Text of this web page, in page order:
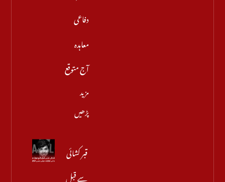
دفاعی
معاہدہ
آج متوقع
مزید
پڑھیں
قبر کشائی
سے قبل